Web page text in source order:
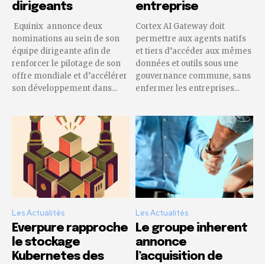
dirigeants
Equinix annonce deux
nominations au sein de son
équipe dirigeante afin de
renforcer le pilotage de son
offre mondiale et d’accélérer
son développement dans...
entreprise
Cortex AI Gateway doit
permettre aux agents natifs
et tiers d’accéder aux mêmes
données et outils sous une
gouvernance commune, sans
enfermer les entreprises...
Les Actualités
Everpure rapproche
le stockage
Kubernetes des
Les Actualités
Le groupe inherent
annonce
l’acquisition de